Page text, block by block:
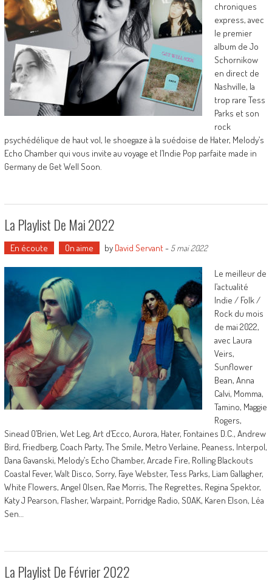
chroniques
express, avec
le premier
album de Jo
Schornikow
en direct de
Nashville, la
trop rare Tess
Parks et son
rock
psychédélique de haut vol, le shoegaze à la suédoise de Hater, Melody’s
Echo Chamber qui vous invite au voyage et l’Indie Pop parfaite made in
Germany de Get Well Soon.
La Playlist De Mai 2022
En écoute On aime by David Servant- 5 mai 2022
Le meilleur de
l’actualité
Indie / Folk /
Rock du mois
de mai 2022,
avec Laura
Veirs,
Sunflower
Bean, Anna
Calvi, Momma,
Tamino, Maggie
Rogers,
Sinead O’Brien, Wet Leg, Art d’Ecco, Aurora, Hater, Fontaines D.C., Andrew
Bird, Friedberg, Coach Party, The Smile, Metro Verlaine, Peaness, Interpol,
Dana Gavanski, Melody’s Echo Chamber, Arcade Fire, Rolling Blackouts
Coastal Fever, Walt Disco, Sorry, Faye Webster, Tess Parks, Liam Gallagher,
White Flowers, Angel Olsen, Rae Morris, The Regrettes, Regina Spektor,
Katy J Pearson, Flasher, Warpaint, Porridge Radio, SOAK, Karen Elson, Léa
Sen…
La Playlist De Février 2022